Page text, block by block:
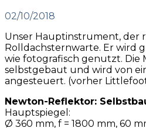
02/10/2018
Unser Hauptinstrument, der
Rolldachsternwarte. Er wird
wie fotografisch genutzt. Die
selbstgebaut und wird von
angesteuert. (vorher
Newton-Reflektor:
Hauptspiegel:
Ø 360 mm, f = 1800 mm, 60